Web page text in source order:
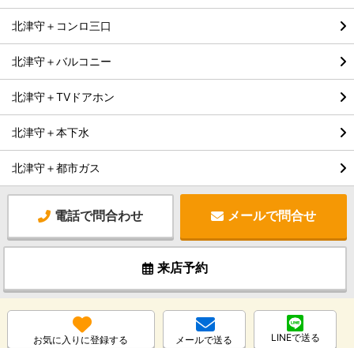
北津守＋コンロ三口
北津守＋バルコニー
北津守＋TVドアホン
北津守＋本下水
北津守＋都市ガス
電話で問合わせ メールで問合せ
来店予約
お気に入りに登録する メールで送る LINEで送る